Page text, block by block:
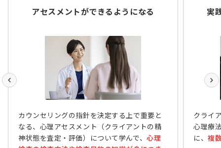
アセスメントができるようになる
カウンセリングの指針を決定する上で重要と
なる、心理アセスメント（クライアントの精
神状態を査定・評価）について学んで、心理
実
クライ
心理療
に、複